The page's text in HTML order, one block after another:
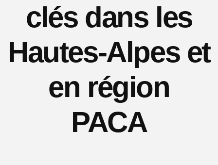
clés dans les
Hautes-Alpes et
en région
PACA